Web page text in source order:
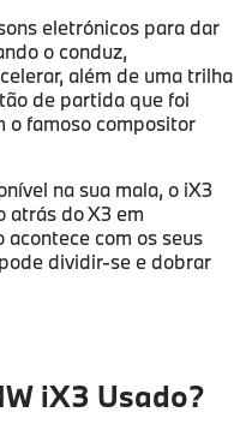
eletrónicos para dar
o conduz,
além de uma trilha
de partida que foi
o famoso compositor
na sua mala, o iX3
atrás do X3 em
acontece com os seus
dividir-se e dobrar
iX3 Usado?